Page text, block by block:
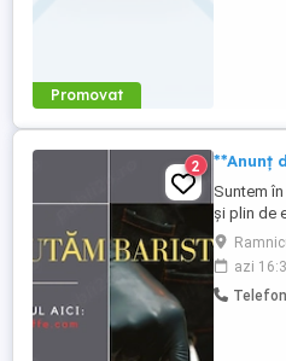
Promovat
2 **Anunț
Suntem
și plin de
echipei
Este
creeze o
un vibe
azi